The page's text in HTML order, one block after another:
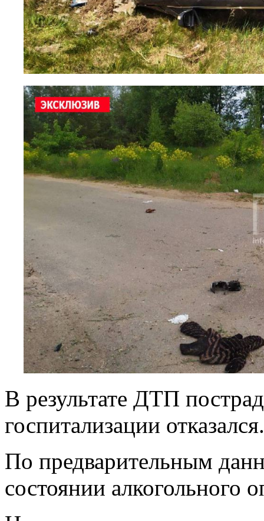
В результате ДТП
госпитализации
По предварительным
состоянии